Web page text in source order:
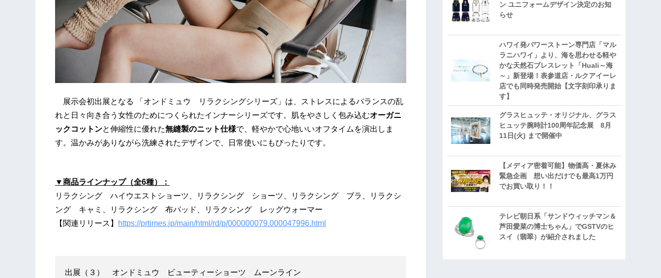
展示会初出展となる 「オンドミュウ リラクシングシリーズ」は、ストレスによるバランスの乱
れと日々向き合う女性のためにつくられたインナーシリーズです。肌をやさしく包み込むオーガニ
ックコットンと伸縮性に優れた無縫製のニット仕様で、軽やかで心地いいオフタイムを演出しま
す。温かみがありながら洗練されたデザインで、日常使いにもぴったりです。
▼商品ラインナップ（全6種）：
リラクシング ハイウエストショーツ、リラクシング ショーツ、リラクシング ブラ、リラクシ
ング キャミ、リラクシング 布パッド、リラクシング レッグウォーマー
【関連リリース】
https://prtimes.jp/main/html/rd/p/000000079.000047996.html
出展（３） オンドミュウ ビューティーショーツ ムーンライン
ン ユニフォームデザイン決定のお知
らせ
ハワイ発パワーストーン専門店「マル
ラニハワイ」より、海を思わせる軽や
かな天然石ブレスレット「Huali～海
～」新登場！表参道店・ルクアイーレ
店でも同時発売開始【文字刻印承りま
す】
グラスヒュッテ・オリジナル、グラス
ヒュッテ腕時計100周年記念展 8月
11日(火) まで開催中
【メディア密着可能】物価高・夏休み
緊急企画 想い出だけでも最高1万円
でお買い取り！！
テレビ朝日系「サンドウィッチマン＆
芦田愛菜の博士ちゃん」でGSTVのヒ
スイ（翡翠）が紹介されました